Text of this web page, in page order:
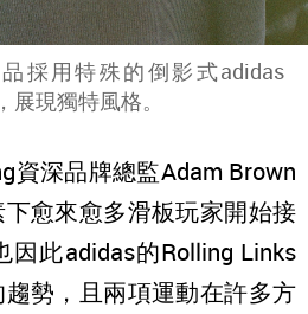
採用特殊的倒影式adidas
現獨特風格。
資深品牌總監Adam Brown
愈來愈多滑板玩家開始接
此adidas的Rolling Links
勢，且兩項運動在許多方